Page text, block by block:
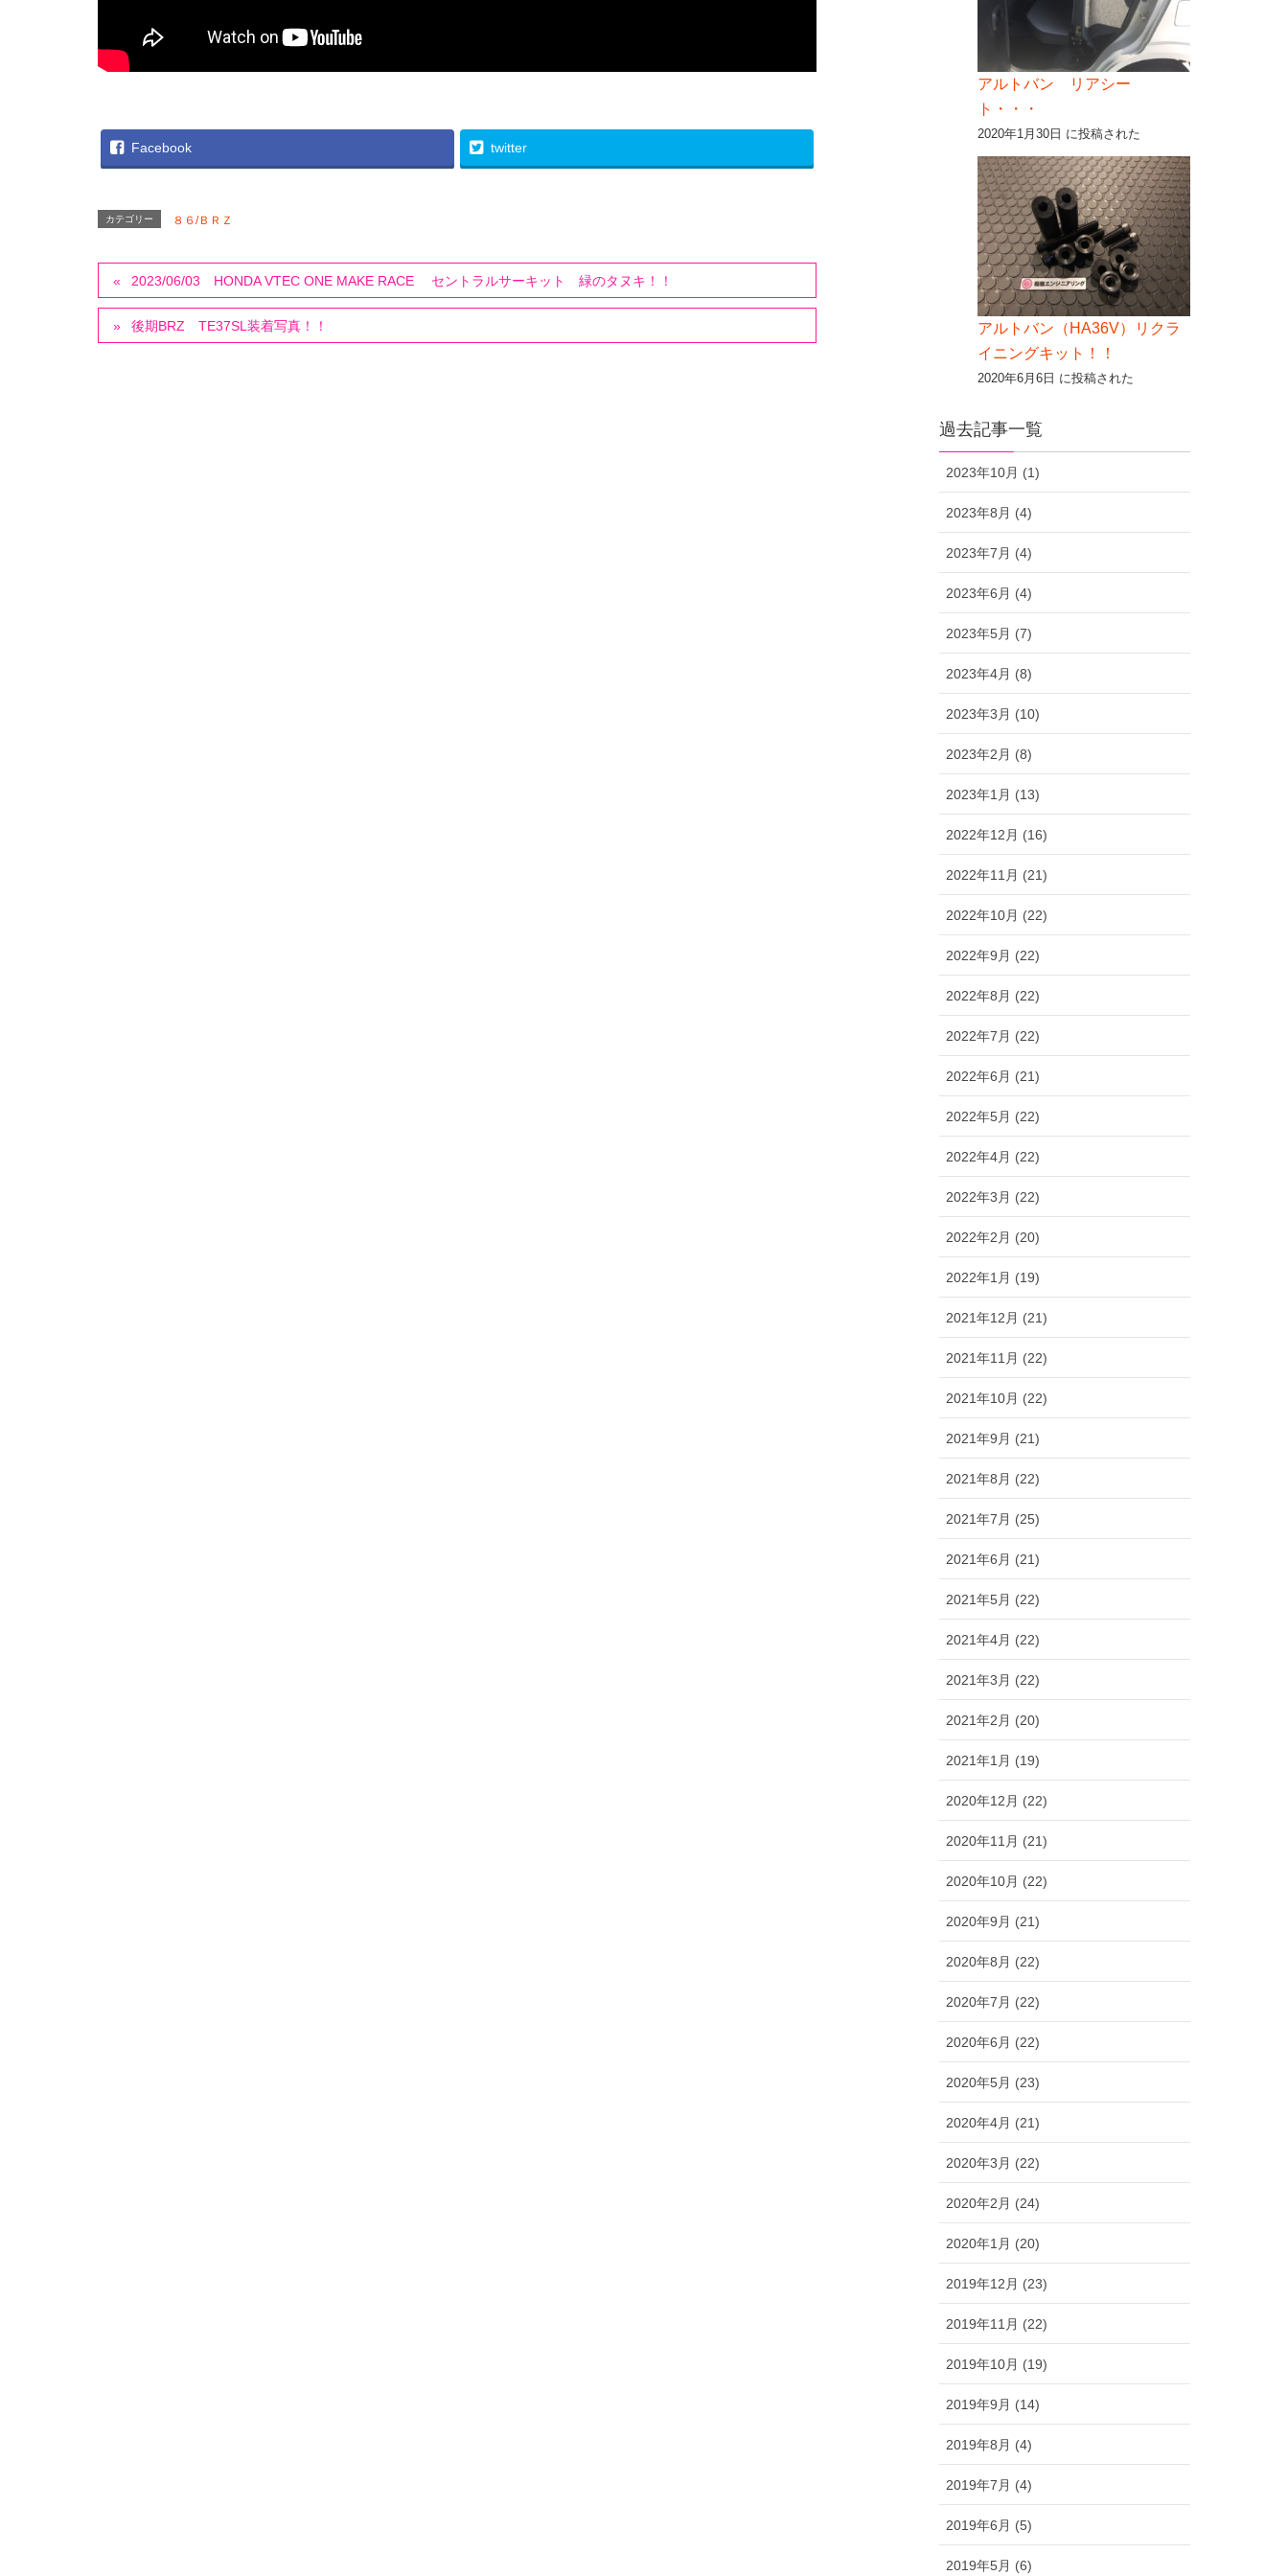
Facebook twitter
カテゴリー ８６/ＢＲＺ
2023/06/03 HONDA VTEC ONE MAKE RACE セントラルサーキット 緑のタヌキ！！
後期BRZ TE37SL装着写真！！
アルトバン リアシー
ト・・・
2020年1月30日 に投稿された
アルトバン（HA36V）リクラ
イニングキット！！
2020年6月6日 に投稿された
過去記事一覧
2023年10月 (1)
2023年8月 (4)
2023年7月 (4)
2023年6月 (4)
2023年5月 (7)
2023年4月 (8)
2023年3月 (10)
2023年2月 (8)
2023年1月 (13)
2022年12月 (16)
2022年11月 (21)
2022年10月 (22)
2022年9月 (22)
2022年8月 (22)
2022年7月 (22)
2022年6月 (21)
2022年5月 (22)
2022年4月 (22)
2022年3月 (22)
2022年2月 (20)
2022年1月 (19)
2021年12月 (21)
2021年11月 (22)
2021年10月 (22)
2021年9月 (21)
2021年8月 (22)
2021年7月 (25)
2021年6月 (21)
2021年5月 (22)
2021年4月 (22)
2021年3月 (22)
2021年2月 (20)
2021年1月 (19)
2020年12月 (22)
2020年11月 (21)
2020年10月 (22)
2020年9月 (21)
2020年8月 (22)
2020年7月 (22)
2020年6月 (22)
2020年5月 (23)
2020年4月 (21)
2020年3月 (22)
2020年2月 (24)
2020年1月 (20)
2019年12月 (23)
2019年11月 (22)
2019年10月 (19)
2019年9月 (14)
2019年8月 (4)
2019年7月 (4)
2019年6月 (5)
2019年5月 (6)